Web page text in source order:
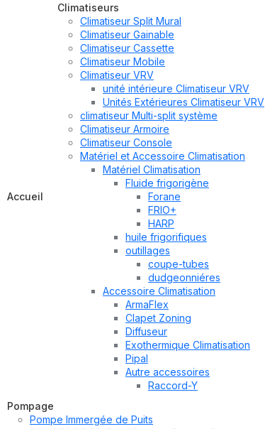
Accueil
Climatiseurs
Climatiseur Split Mural
Climatiseur Gainable
Climatiseur Cassette
Climatiseur Mobile
Climatiseur VRV
unité intérieure Climatiseur VRV
Unités Extérieures Climatiseur VRV
climatiseur Multi-split système
Climatiseur Armoire
Climatiseur Console
Matériel et Accessoire Climatisation
Matériel Climatisation
Fluide frigorigène
Forane
FRIO+
HARP
huile frigorifiques
outillages
coupe-tubes
dudgeonniéres
Accessoire Climatisation
ArmaFlex
Clapet Zoning
Diffuseur
Exothermique Climatisation
Pipal
Autre accessoires
Raccord-Y
Pompage
Pompe Immergée de Puits